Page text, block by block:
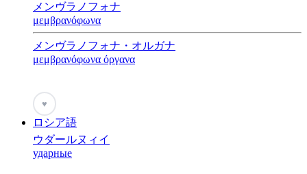
メンヴラノフォナ
μεμβρανόφωνα
メンヴラノフォナ・オルガナ
μεμβρανόφωνα όργανα
♥
ロシア語
ウダールヌィイ
ударные